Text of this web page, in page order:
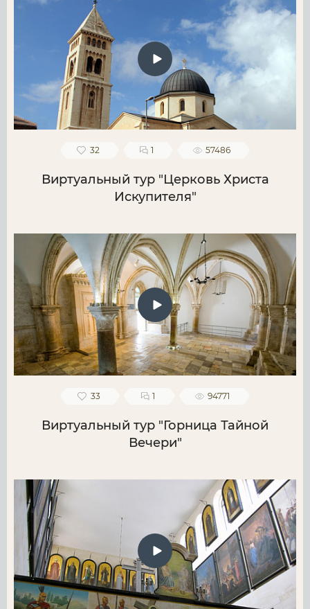
32 1 57486
Виртуальный тур "Церковь Христа
Искупителя"
33 1 94771
Виртуальный тур "Горница Тайной
Вечери"